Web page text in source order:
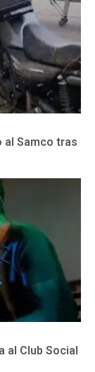
Samco tras
al Club Social